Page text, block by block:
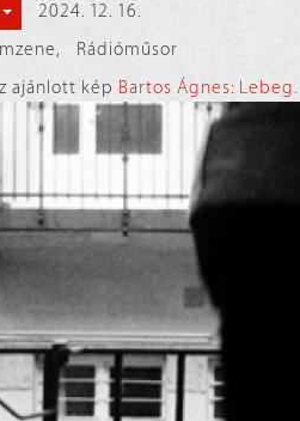
2024. 12. 16.
,
Rádióműsor
ajánlott kép Bartos Ágnes: Lebeg.